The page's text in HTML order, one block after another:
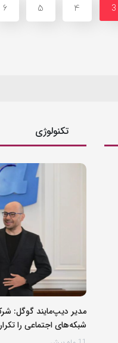
3
4
5
6
تکنولوژی
مدیر دیپ‌مایند گوگل:
شبکه‌های اجتماعی را